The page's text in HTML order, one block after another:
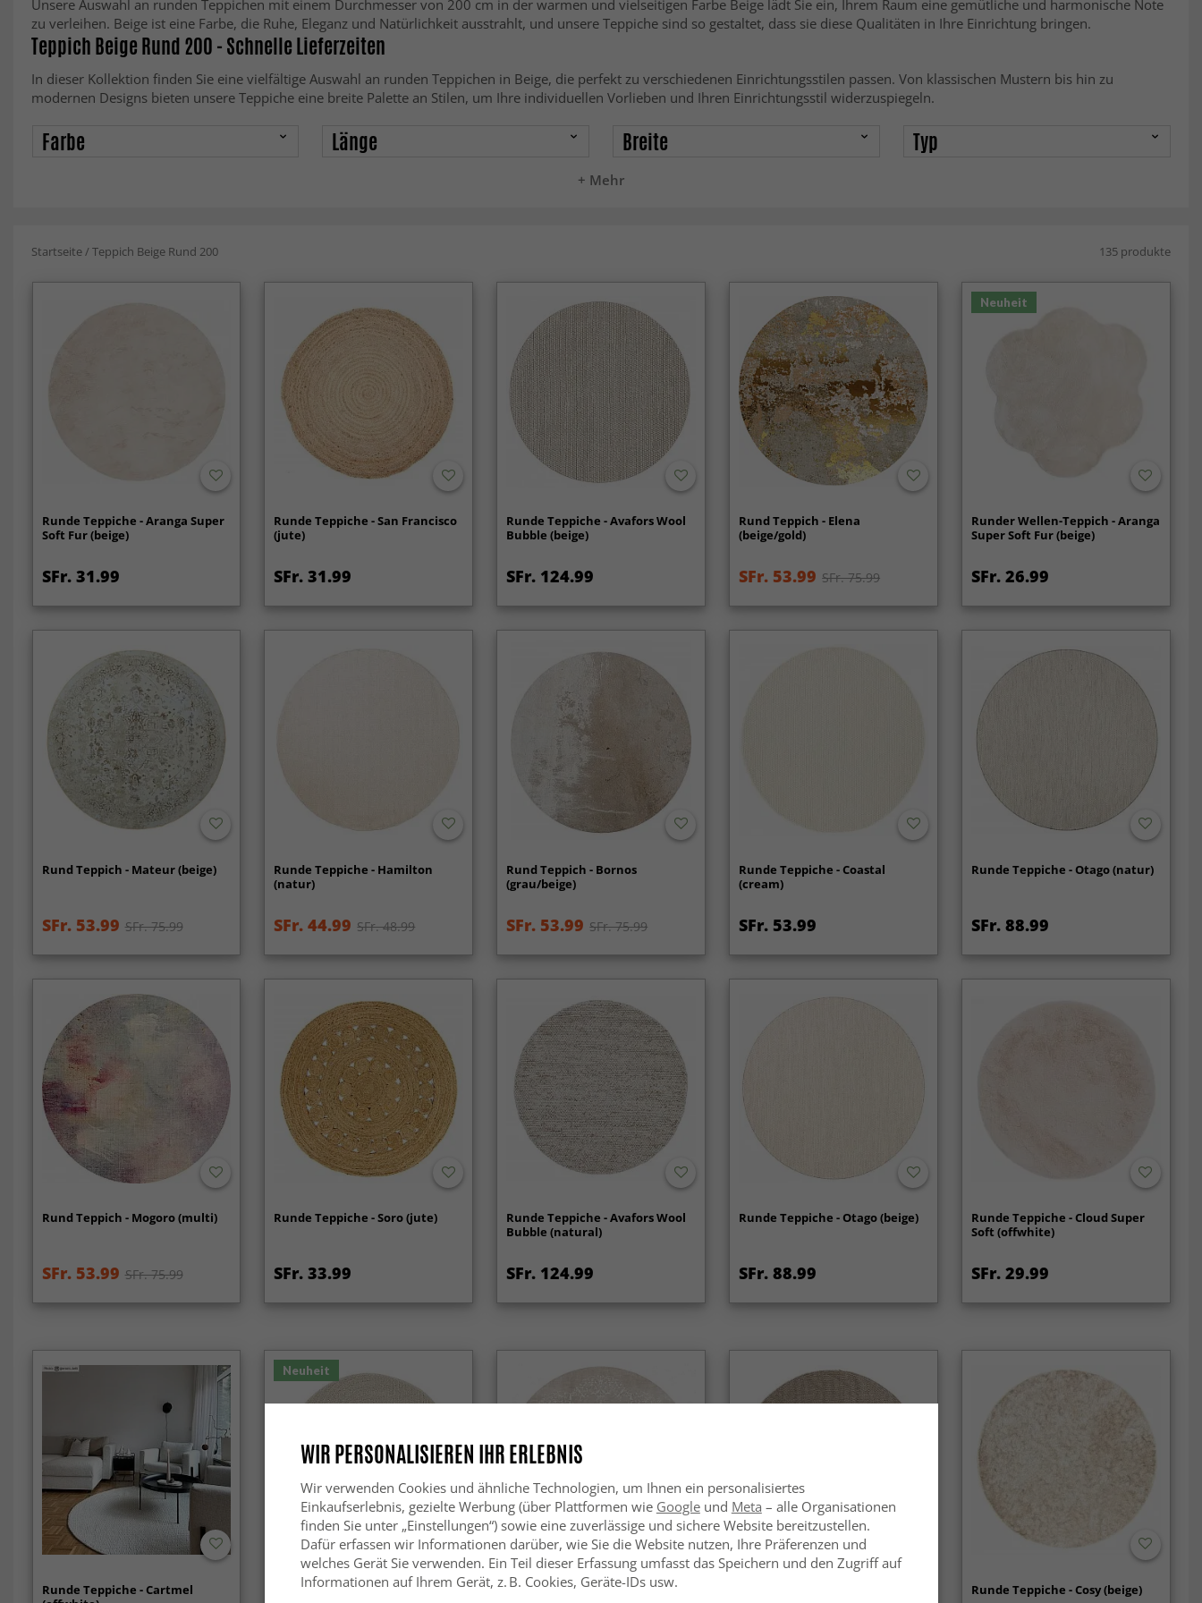
Unsere Auswahl an runden Teppichen mit einem Durchmesser von 200 cm in der warmen und vielseitigen Farbe Beige lädt Sie ein, Ihrem Raum eine gemütliche und harmonische Note
zu verleihen. Beige ist eine Farbe, die Ruhe, Eleganz und Natürlichkeit ausstrahlt, und unsere Teppiche sind so gestaltet, dass sie diese Qualitäten in Ihre Einrichtung bringen.
Teppich Beige Rund 200 - Schnelle Lieferzeiten
In dieser Kollektion finden Sie eine vielfältige Auswahl an runden Teppichen in Beige, die perfekt zu verschiedenen Einrichtungsstilen passen. Von klassischen Mustern bis hin zu
modernen Designs bieten unsere Teppiche eine breite Palette an Stilen, um Ihre individuellen Vorlieben und Ihren Einrichtungsstil widerzuspiegeln.
+ Mehr
Farbe Länge Breite Typ
Startseite/Teppich Beige Rund 200 135 produkte
Runde Teppiche - Aranga Super
Soft Fur (beige)
SFr. 31.99
Runde Teppiche - San Francisco
(jute)
SFr. 31.99
Runde Teppiche - Avafors Wool
Bubble (beige)
SFr. 124.99
Rund Teppich - Elena
(beige/gold)
SFr. 53.99 SFr. 75.99
Neuheit
Runder Wellen-Teppich - Aranga
Super Soft Fur (beige)
SFr. 26.99
Rund Teppich - Mateur (beige)
SFr. 53.99 SFr. 75.99
Runde Teppiche - Hamilton
(natur)
SFr. 44.99 SFr. 48.99
Rund Teppich - Bornos
(grau/beige)
SFr. 53.99 SFr. 75.99
Runde Teppiche - Coastal
(cream)
SFr. 53.99
Runde Teppiche - Otago (natur)
SFr. 88.99
Rund Teppich - Mogoro (multi)
SFr. 53.99 SFr. 75.99
Runde Teppiche - Soro (jute)
SFr. 33.99
Runde Teppiche - Avafors Wool
Bubble (natural)
SFr. 124.99
Runde Teppiche - Otago (beige)
SFr. 88.99
Runde Teppiche - Cloud Super
Soft (offwhite)
SFr. 29.99
Runde Teppiche - Cartmel
Neuheit
Runde Teppiche - Wendy (beige)
Rund Teppich - Santi
Runde Teppiche - Cosy (beige)
WIR PERSONALISIEREN IHR ERLEBNIS
Wir verwenden Cookies und ähnliche Technologien, um Ihnen ein personalisiertes
Einkaufserlebnis, gezielte Werbung (über Plattformen wie Googleund Meta – alle Organisationen
finden Sie unter „Einstellungen“) sowie eine zuverlässige und sichere Website bereitzustellen.
Dafür erfassen wir Informationen darüber, wie Sie die Website nutzen, Ihre Präferenzen und
welches Gerät Sie verwenden. Ein Teil dieser Erfassung umfasst das Speichern und den Zugriff auf
Informationen auf Ihrem Gerät, z. B. Cookies, Geräte-IDs usw.